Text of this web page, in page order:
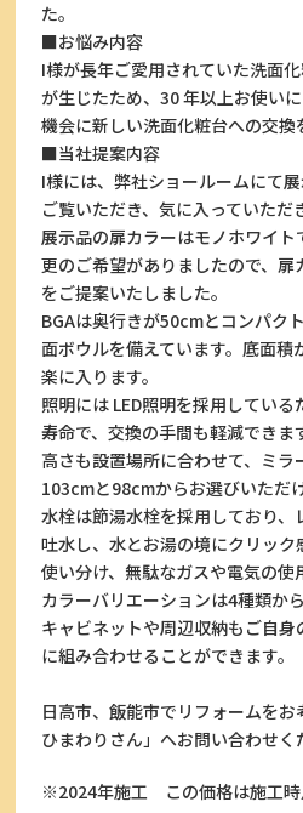
た。
■お悩み内容
I様が長年ご愛用されていた洗面
が生じたため、30 年以上お使い
機会に新しい洗面化粧台への交換
■当社提案内容
I様には、弊社ショールームにて
ご覧いただき、気に入っていた
展示品の扉カラーはモノホワイ
更のご希望がありましたので、
をご提案いたしました。
BGAは奥行きが50cmとコンパク
面ボウルを備えています。底面積
楽に入ります。
照明には LED照明を採用してい
寿命で、交換の手間も軽減できま
高さも設置場所に合わせて、ミ
103cmと98cmからお選びいただけ
水栓は節湯水栓を採用しており
吐水し、水とお湯の境にクリッ
使い分け、無駄なガスや電気の使
カラーバリエーションは4種類か
キャビネットや周辺収納もご自
に組み合わせることができます。
日高市、飯能市でリフォームを
ひまわりさん」へお問い合わせく
※2024年施工 この価格は施工